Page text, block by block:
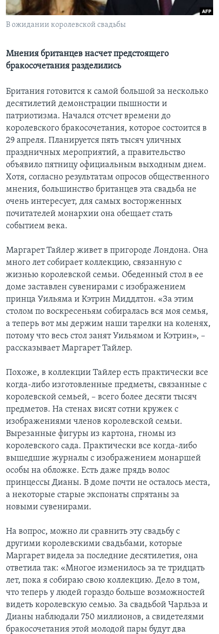
Learning English
Языки
В ожидании королевской свадьбы
Мнения британцев насчет предстоящего
бракосочетания разделились
Британия готовится к самой большой за несколько
десятилетий демонстрации пышности и
патриотизма. Начался отсчет времени до
королевского бракосочетания, которое состоится в
29 апреля. Планируется пять тысяч уличных
праздничных мероприятий, а правительство
объявило пятницу официальным выходным днем.
Хотя, согласно результатам опросов общественного
мнения, большинство британцев эта свадьба не
очень интересует, для самых восторженных
почитателей монархии она обещает стать
событием века.
Маргарет Тайлер живет в пригороде Лондона. Она
много лет собирает коллекцию, связанную с
жизнью королевской семьи. Обеденный стол в ее
доме заставлен сувенирами с изображением
принца Уильяма и Кэтрин Миддлтон. «За этим
столом по воскресеньям собиралась вся моя семья,
а теперь вот мы держим наши тарелки на коленях,
потому что весь стол занят Уильямом и Кэтрин», –
рассказывает Маргарет Тайлер.
Похоже, в коллекции Тайлер есть практически все
когда-либо изготовленные предметы, связанные с
королевской семьей, – всего более десяти тысяч
предметов. На стенах висят сотни кружек с
изображениями членов королевской семьи.
Вырезанные фигуры из картона, гномы из
королевского сада. Практически все когда-либо
вышедшие журналы с изображением монаршей
особы на обложке. Есть даже прядь волос
принцессы Дианы. В доме почти не осталось места,
а некоторые старые экспонаты спрятаны за
новыми сувенирами.
На вопрос, можно ли сравнить эту свадьбу с
другими королевскими свадьбами, которые
Маргарет видела за последние десятилетия, она
ответила так: «Многое изменилось за те тридцать
лет, пока я собираю свою коллекцию. Дело в том,
что теперь у людей гораздо больше возможностей
видеть королевскую семью. За свадьбой Чарльза и
Дианы наблюдали 750 миллионов, а свидетелями
бракосочетания этой молодой пары будут два